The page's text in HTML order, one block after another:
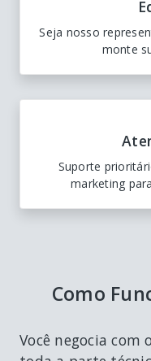
Seja nosso
monte
Suporte
marketing
Como
Você negocia com